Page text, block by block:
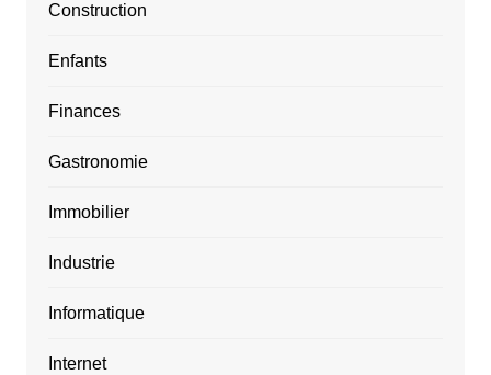
Construction
Enfants
Finances
Gastronomie
Immobilier
Industrie
Informatique
Internet